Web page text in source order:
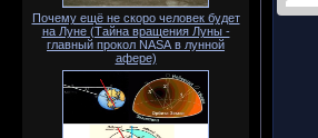
Почему ещё не скоро человек будет
на Луне (Тайна вращения Луны -
главный прокол NАSА в лунной
афере)